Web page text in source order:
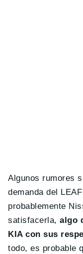
Algunos rumores
demanda del
probablemente
satisfacerla,algo
KIA con sus
todo, es probable